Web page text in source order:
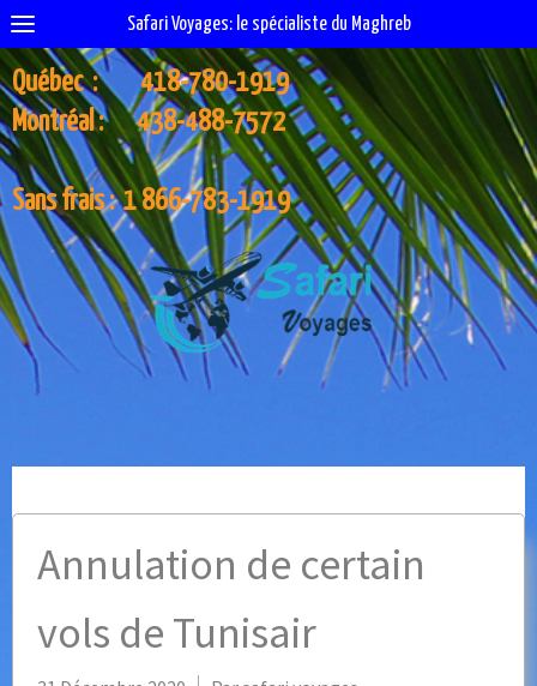
Safari Voyages: le spécialiste du Maghreb
Québec : 418-780-1919
Montréal : 438-488-7572
Sans frais : 1 866-783-1919
Annulation de certain
vols de Tunisair